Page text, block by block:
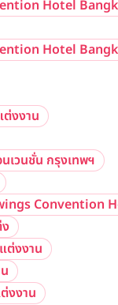
Hotel
Hotel
งงาน
เวนชั่น กรุงเทพฯ
Convention
ต่งงาน
งงาน